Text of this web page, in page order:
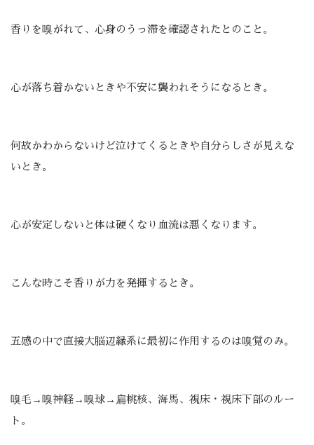
香りを嗅がれて、心身のうっ滞を確認されたとのこと。
心が落ち着かないときや不安に襲われそうになるとき。
何故かわからないけど泣けてくるときや自分らしさが見えな
いとき。
心が安定しないと体は硬くなり血流は悪くなります。
こんな時こそ香りが力を発揮するとき。
五感の中で直接大脳辺縁系に最初に作用するのは嗅覚のみ。
嗅毛→嗅神経→嗅球→扁桃核、海馬、視床・視床下部のルー
ト。